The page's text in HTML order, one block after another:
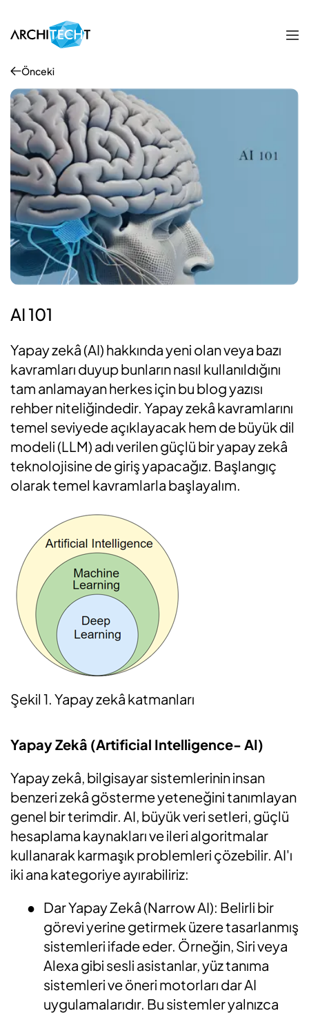
Önceki
AI 101
Yapay zekâ (AI) hakkında yeni olan veya bazı
kavramları duyup bunların nasıl kullanıldığını
tam anlamayan herkes için bu blog yazısı
rehber niteliğindedir. Yapay zekâ kavramlarını
temel seviyede açıklayacak hem de büyük dil
modeli (LLM) adı verilen güçlü bir yapay zekâ
teknolojisine de giriş yapacağız. Başlangıç
olarak temel kavramlarla başlayalım.
Şekil 1. Yapay zekâ katmanları
Yapay Zekâ (Artificial Intelligence- AI)
Yapay zekâ, bilgisayar sistemlerinin insan
benzeri zekâ gösterme yeteneğini tanımlayan
genel bir terimdir. AI, büyük veri setleri, güçlü
hesaplama kaynakları ve ileri algoritmalar
kullanarak karmaşık problemleri çözebilir. AI'ı
iki ana kategoriye ayırabiliriz:
● Dar Yapay Zekâ (Narrow AI): Belirli bir
görevi yerine getirmek üzere tasarlanmış
sistemleri ifade eder. Örneğin, Siri veya
Alexa gibi sesli asistanlar, yüz tanıma
sistemleri ve öneri motorları dar AI
uygulamalarıdır. Bu sistemler yalnızca